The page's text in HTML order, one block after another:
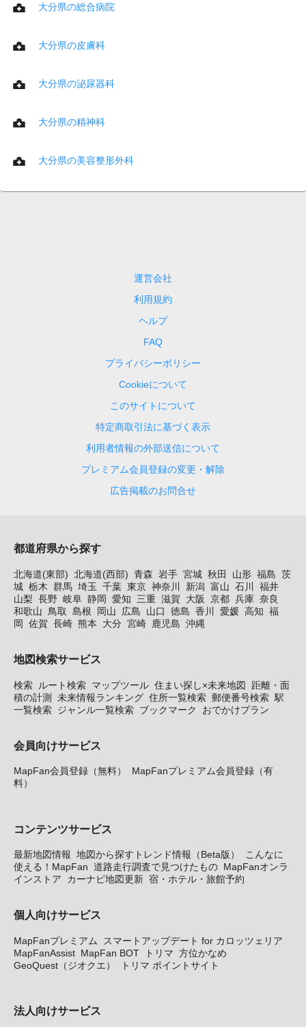
大分県の総合病院
大分県の皮膚科
大分県の泌尿器科
大分県の精神科
大分県の美容整形外科
運営会社
利用規約
ヘルプ
FAQ
プライバシーポリシー
Cookieについて
このサイトについて
特定商取引法に基づく表示
利用者情報の外部送信について
プレミアム会員登録の変更・解除
広告掲載のお問合せ
都道府県から探す
北海道(東部) 北海道(西部) 青森 岩手 宮城 秋田 山形 福島 茨
城 栃木 群馬 埼玉 千葉 東京 神奈川 新潟 富山 石川
福井
山梨 長野 岐阜 静岡 愛知 三重 滋賀 大阪 京都 兵庫 奈良
和歌山
鳥取 島根 岡山 広島 山口 徳島 香川 愛媛 高知 福
岡
佐賀 長崎 熊本 大分 宮崎 鹿児島 沖縄
地図検索サービス
検索 ルート検索 マップツール 住まい探し×未来地図
距離・面
積の計測 未来情報ランキング 住所一覧検索 郵便番号検索 駅
一覧検索 ジャンル一覧検索 ブックマーク おでかけプラン
会員向けサービス
MapFan会員登録（無料）
MapFanプレミアム会員登録（有
料）
コンテンツサービス
最新地図情報 地図から探すトレンド情報（Beta版）
こんなに
使える！MapFan 道路走行調査で見つけたもの MapFanオンラ
インストア
カーナビ地図更新 宿・ホテル・旅館予約
個人向けサービス
MapFanプレミアム
スマートアップデート for カロッツェリア
MapFanAssist MapFan BOT トリマ 方位かなめ
GeoQuest（ジオクエ）
トリマ ポイントサイト
法人向けサービス